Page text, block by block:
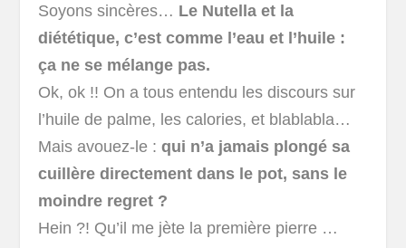
Soyons sincères… Le Nutella et la
diététique, c’est comme l’eau et l’huile :
ça ne se mélange pas.
Ok, ok !! On a tous entendu les discours sur
l’huile de palme, les calories, et blablabla…
Mais avouez-le :qui n’a jamais plongé sa
cuillère directement dans le pot, sans le
moindre regret ?
Hein ?! Qu’il me jète la première pierre …